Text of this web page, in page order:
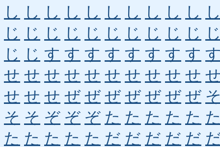
し し し し し し し し し し
じ じ じ じ じ じ じ じ じ じ
じ じ す す す す す す す す
せ せ せ せ せ せ せ せ せ せ
せ せ せ ぜ ぜ ぜ ぜ ぜ ぜ ぜ
そ そ ぞ ぞ ぞ た た た た た
た た た た た だ だ だ だ だ